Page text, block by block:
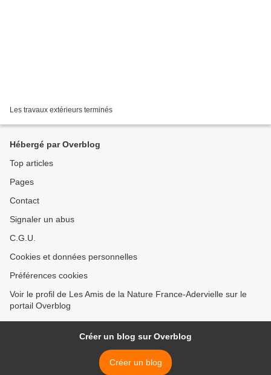
Les travaux extérieurs terminés
Hébergé par Overblog
Top articles
Pages
Contact
Signaler un abus
C.G.U.
Cookies et données personnelles
Préférences cookies
Voir le profil de Les Amis de la Nature France-Adervielle sur le
portail Overblog
Créer un blog sur Overblog
Créer un blog